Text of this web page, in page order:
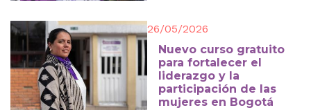
26/05/2026
Nuevo curso gratuito
para fortalecer el
liderazgo y la
participación de las
mujeres en Bogotá